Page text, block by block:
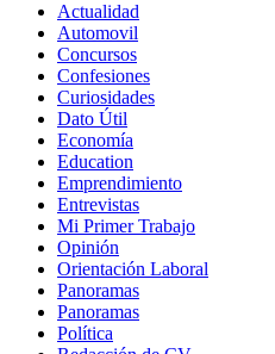
Actualidad
Automovil
Concursos
Confesiones
Curiosidades
Dato Útil
Economía
Education
Emprendimiento
Entrevistas
Mi Primer Trabajo
Opinión
Orientación Laboral
Panoramas
Panoramas
Política